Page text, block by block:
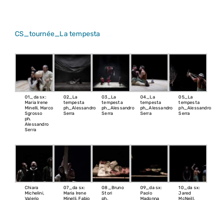
CS_tournée_La tempesta
01_da sx:
Maria Irene
Minelli, Marco
Sgrosso
ph.
Alessandro
Serra
02_La
tempesta
ph_Alessandro
Serra
03_La
tempesta
ph_Alessandro
Serra
04_La
tempesta
ph_Alessandro
Serra
05_La
tempesta
ph_Alessandro
Serra
Chiara
Michelini,
Valerio
07_da sx:
Maria Irene
Minelli, Fabio
08_Bruno
Stori
ph.
09_da sx:
Paolo
Madonna
10_da sx:
Jared
McNeill,